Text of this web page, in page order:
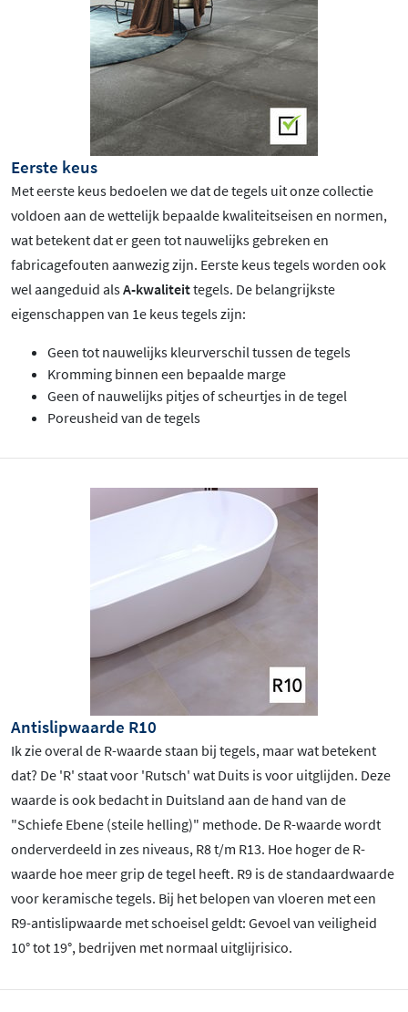
Eerste keus
Met eerste keus bedoelen we dat de tegels uit onze collectie
voldoen aan de wettelijk bepaalde kwaliteitseisen en normen,
wat betekent dat er geen tot nauwelijks gebreken en
fabricagefouten aanwezig zijn. Eerste keus tegels worden ook
wel aangeduid alsA-kwaliteittegels. De belangrijkste
eigenschappen van 1e keus tegels zijn:
Geen tot nauwelijks kleurverschil tussen de tegels
Kromming binnen een bepaalde marge
Geen of nauwelijks pitjes of scheurtjes in de tegel
Poreusheid van de tegels
Antislipwaarde R10
Ik zie overal de R-waarde staan bij tegels, maar wat betekent
dat? De 'R' staat voor 'Rutsch' wat Duits is voor uitglijden. Deze
waarde is ook bedacht in Duitsland aan de hand van de
"Schiefe Ebene (steile helling)" methode. De R-waarde wordt
onderverdeeld in zes niveaus, R8 t/m R13. Hoe hoger de R-
waarde hoe meer grip de tegel heeft. R9 is de standaardwaarde
voor keramische tegels. Bij het belopen van vloeren met een
R9-antislipwaarde met schoeisel geldt: Gevoel van veiligheid
10° tot 19°, bedrijven met normaal uitglijrisico.